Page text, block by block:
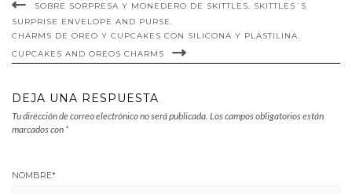
SOBRE SORPRESA Y MONEDERO DE SKITTLES. SKITTLES´S
SURPRISE ENVELOPE AND PURSE.
CHARMS DE OREO Y CUPCAKES CON SILICONA Y PLASTILINA.
CUPCAKES AND OREOS CHARMS
DEJA UNA RESPUESTA
Tu dirección de correo electrónico no será publicada. Los campos obligatorios están
marcados con *
NOMBRE*